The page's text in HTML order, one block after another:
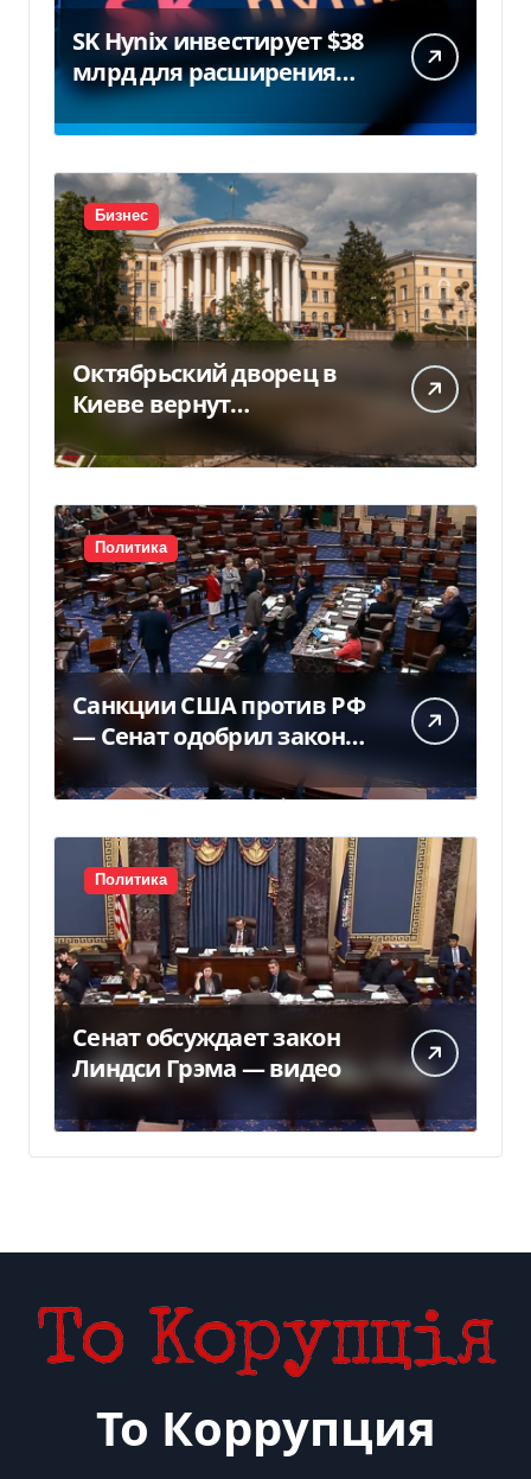
SK Hynix инвестирует $38
млрд для расширения
заводов в Южной Корее
Бизнес
Октябрьский дворец в
Киеве вернут
государству — решение
суда — Delo.ua
Политика
Санкции США против РФ
— Сенат одобрил закон
Грема — Фокус
Политика
Сенат обсуждает закон
Линдси Грэма — видео
То Коррупция